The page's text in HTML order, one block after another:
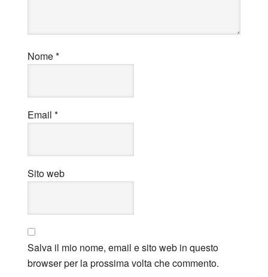
Nome*
Email *
Sito web
Salva il mio nome, email e sito web in questo
browser per la prossima volta che commento.